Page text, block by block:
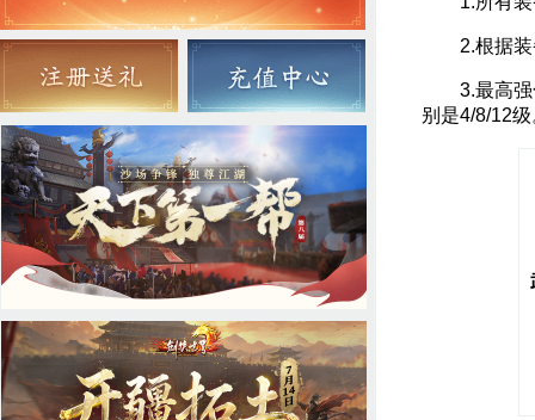
2.根据装备
3.最高强化
别是4/8/12